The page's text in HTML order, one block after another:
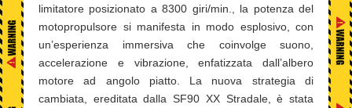
limitatore posizionato a 8300 giri/min., la potenza del
motopropulsore si manifesta in modo esplosivo, con
un’esperienza immersiva che coinvolge suono,
accelerazione e vibrazione, enfatizzata dall’albero
motore ad angolo piatto. La nuova strategia di
cambiata, ereditata dalla SF90 XX Stradale, è stata